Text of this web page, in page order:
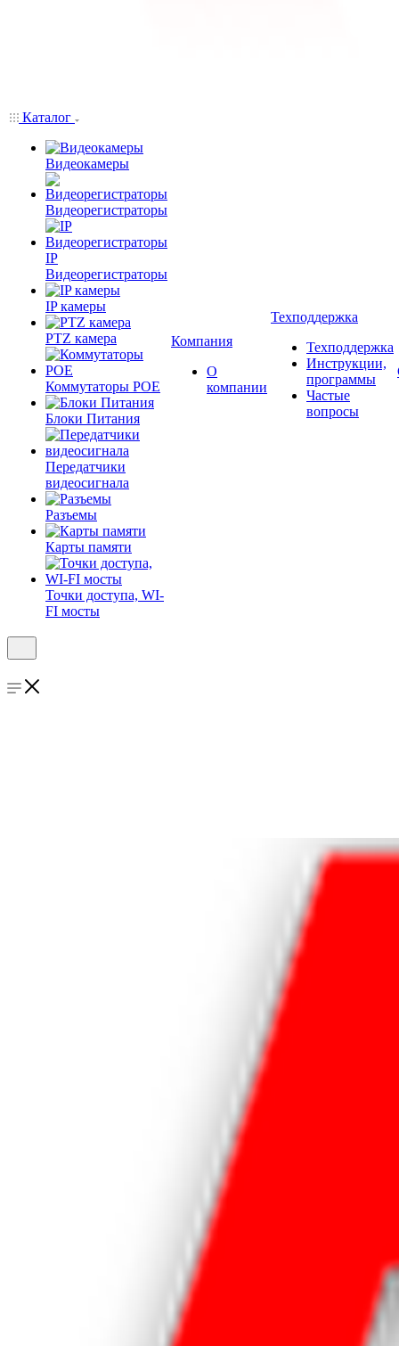
Каталог
Видеокамеры
Видеорегистраторы
IP
Видеорегистраторы
IP камеры
PTZ камера
Коммутаторы POE
Блоки Питания
Передатчики
видеосигнала
Разъемы
Карты памяти
Точки доступа, WI-
FI мосты
Компания
О
компании
Техподдержка
Техподдержка
Инструкции,
программы
Частые
вопросы